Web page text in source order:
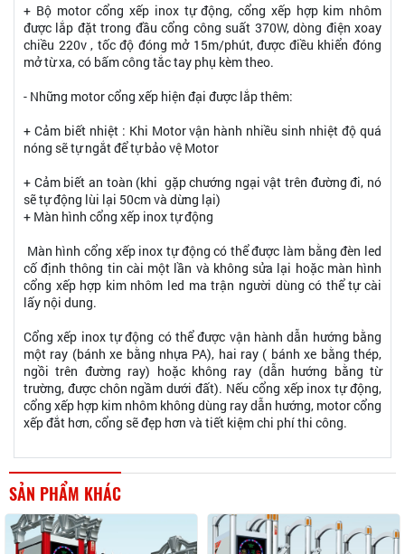
+ Bộ motor cổng xếp inox tự động, cổng xếp hợp kim nhôm
được lắp đặt trong đầu cổng công suất 370W, dòng điện xoay
chiều 220v , tốc độ đóng mở 15m/phút, được điều khiển đóng
mở từ xa, có bấm công tắc tay phụ kèm theo.
- Những motor cổng xếp hiện đại được lắp thêm:
+ Cảm biết nhiệt : Khi Motor vận hành nhiều sinh nhiệt độ quá
nóng sẽ tự ngắt để tự bảo vệ Motor
+ Cảm biết an toàn (khi gặp chướng ngại vật trên đường đi, nó
sẽ tự động lùi lại 50cm và dừng lại)
+ Màn hình cổng xếp inox tự động
Màn hình cổng xếp inox tự động có thể được làm bằng đèn led
cố định thông tin cài một lần và không sửa lại hoặc màn hình
cổng xếp hợp kim nhôm led ma trận người dùng có thể tự cài
lấy nội dung.
Cổng xếp inox tự động có thể được vận hành dẫn hướng bằng
một ray (bánh xe bằng nhựa PA), hai ray ( bánh xe bằng thép,
ngồi trên đường ray) hoặc không ray (dẫn hướng bằng từ
trường, được chôn ngầm dưới đất). Nếu cổng xếp inox tự động,
cổng xếp hợp kim nhôm không dùng ray dẫn hướng, motor cổng
xếp đắt hơn, cổng sẽ đẹp hơn và tiết kiệm chi phí thi công.
SẢN PHẨM KHÁC